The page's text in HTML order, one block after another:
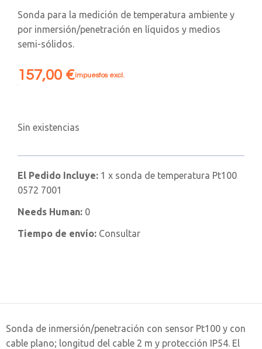
Sonda para la medición de temperatura ambiente y
por inmersión/penetración en líquidos y medios
semi-sólidos.
157,00 €impuestos excl.
Sin existencias
El Pedido Incluye: 1 x sonda de temperatura Pt100
0572 7001
Needs Human: 0
Tiempo de envío: Consultar
Sonda de inmersión/penetración con sensor Pt100 y con
cable plano; longitud del cable 2 m y protección IP54. El